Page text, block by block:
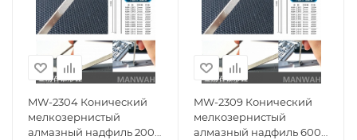
MW-2304 Конический
мелкозернистый
алмазный надфиль 200#
MW-2309 Конический
мелкозернистый
алмазный надфиль 600#